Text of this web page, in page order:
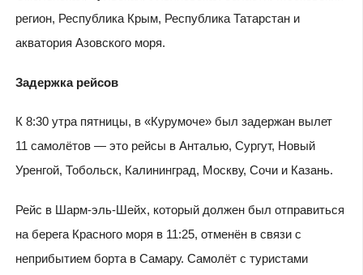
регион, Республика Крым, Республика Татарстан и
акватория Азовского моря.
Задержка рейсов
К 8:30 утра пятницы, в «Курумоче» был задержан вылет
11 самолётов — это рейсы в Анталью, Сургут, Новый
Уренгой, Тобольск, Калининград, Москву, Сочи и Казань.
Рейс в Шарм-эль-Шейх, который должен был отправиться
на берега Красного моря в 11:25, отменён в связи с
неприбытием борта в Самару. Самолёт с туристами